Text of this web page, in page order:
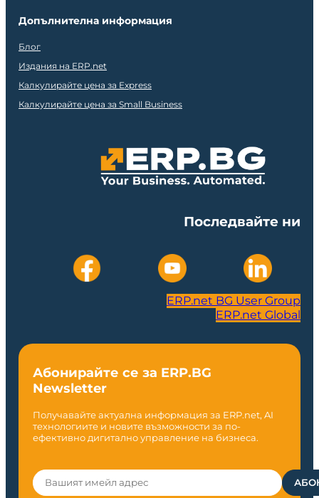
Допълнителна информация
Блог
Издания на ERP.net
Калкулирайте цена за Express
Калкулирайте цена за Small Business
Последвайте ни
ERP.net BG User Group
ERP.net Global
Абонирайте се за ERP.BG
Newsletter
Получавайте актуална информация за ERP.net, AI
технологиите и новите възможности за по-
ефективно дигитално управление на бизнеса.